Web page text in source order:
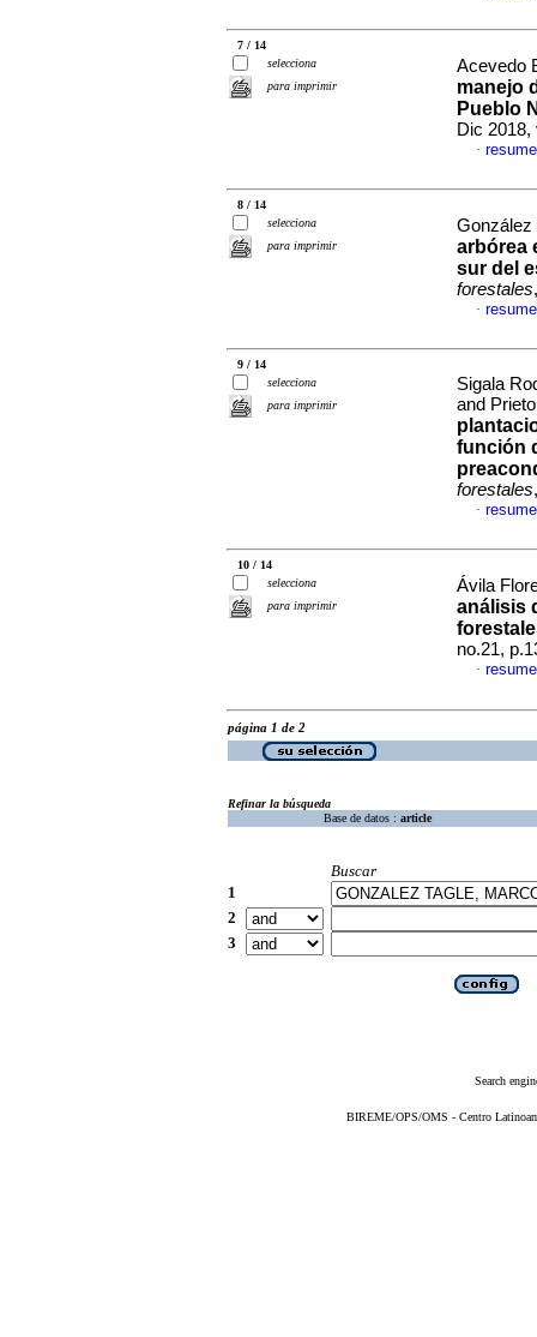
7 / 14
selecciona
para imprimir
Acevedo
manejo
Pueblo
Dic 2018,
·
8 / 14
selecciona
para imprimir
González
arbórea
sur del
forestales
·
9 / 14
selecciona
para imprimir
Sigala
and
función
forestales
·
10 / 14
selecciona
para imprimir
Ávila
análisis
no.21,
·
página 1 de 2
Refinar la búsqueda
Base de datos : article
Buscar
1
2
3
Search
BIREME/OPS/OMS - Centro